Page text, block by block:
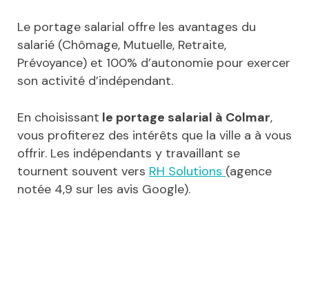
Le portage salarial offre les avantages du
salarié (Chômage, Mutuelle, Retraite,
Prévoyance) et 100% d’autonomie pour exercer
son activité d’indépendant.
En choisissant le portage salarial à Colmar,
vous profiterez des intérêts que la ville a à vous
offrir. Les indépendants y travaillant se
tournent souvent vers RH Solutions (agence
notée 4,9 sur les avis Google).